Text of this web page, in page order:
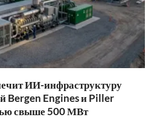
ИИ-инфраструктуру
Bergen Engines и Piller
свыше 500 МВт